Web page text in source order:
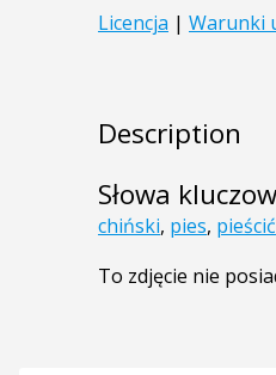
Description
Słowa
chiński, pies, pieścić
To zdjęcie nie